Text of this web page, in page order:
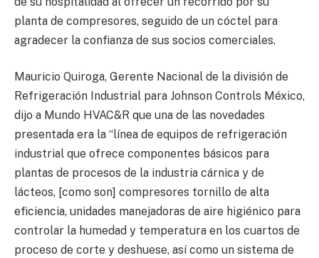
planta de compresores, seguido de un cóctel para
agradecer la confianza de sus socios comerciales.
Mauricio Quiroga, Gerente Nacional de la división de
Refrigeración Industrial para Johnson Controls México,
dijo a Mundo HVAC&R que una de las novedades
presentada era la “línea de equipos de refrigeración
industrial que ofrece componentes básicos para
plantas de procesos de la industria cárnica y de
lácteos, [como son] compresores tornillo de alta
eficiencia, unidades manejadoras de aire higiénico para
controlar la humedad y temperatura en los cuartos de
proceso de corte y deshuese, así como un sistema de